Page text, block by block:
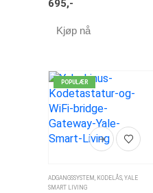
695,-
Kjøp nå
POPULÆR
ADGANGSSYSTEM , KODELÅS, YALE
SMART LIVING